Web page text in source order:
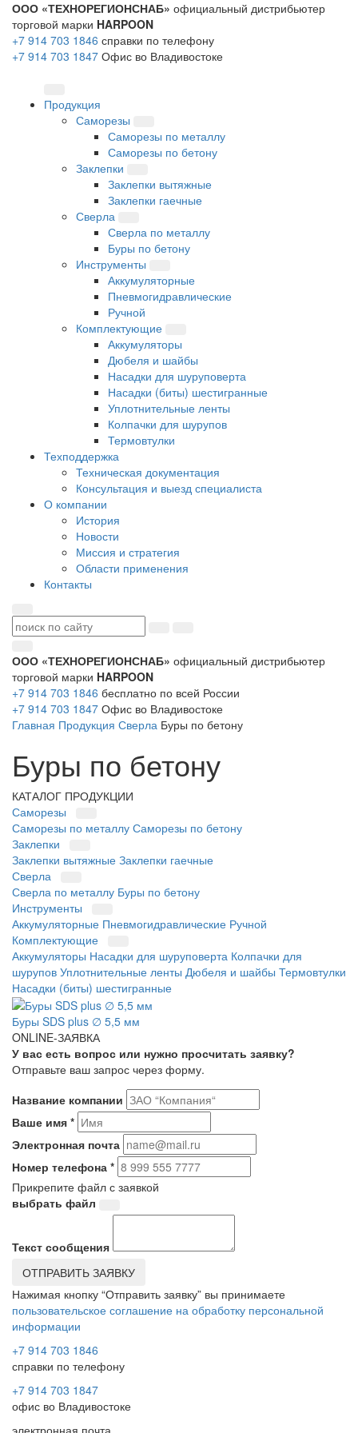
ООО «ТЕХНОРЕГИОНСНАБ» официальный дистрибьютер
торговой марки HARPOON
+7 914 703 1846 справки по телефону
+7 914 703 1847 Офис во Владивостоке
Продукция
Саморезы
Саморезы по металлу
Саморезы по бетону
Заклепки
Заклепки вытяжные
Заклепки гаечные
Сверла
Сверла по металлу
Буры по бетону
Инструменты
Аккумуляторные
Пневмогидравлические
Ручной
Комплектующие
Аккумуляторы
Дюбеля и шайбы
Насадки для шуруповерта
Насадки (биты) шестигранные
Уплотнительные ленты
Колпачки для шурупов
Термовтулки
Техподдержка
Техническая документация
Консультация и выезд специалиста
О компании
История
Новости
Миссия и стратегия
Области применения
Контакты
ООО «ТЕХНОРЕГИОНСНАБ» официальный дистрибьютер
торговой марки HARPOON
+7 914 703 1846 бесплатно по всей России
+7 914 703 1847 Офис во Владивостоке
Главная Продукция Сверла Буры по бетону
Буры по бетону
КАТАЛОГ ПРОДУКЦИИ
Саморезы
Саморезы по металлу Саморезы по бетону
Заклепки
Заклепки вытяжные Заклепки гаечные
Сверла
Сверла по металлу Буры по бетону
Инструменты
Аккумуляторные Пневмогидравлические Ручной
Комплектующие
Аккумуляторы Насадки для шуруповерта Колпачки для
шурупов Уплотнительные ленты Дюбеля и шайбы Термовтулки
Насадки (биты) шестигранные
Буры SDS plus ∅ 5,5 мм
ONLINE-ЗАЯВКА
У вас есть вопрос или нужно просчитать заявку?
Отправьте ваш запрос через форму.
Название компании
Ваше имя *
Электронная почта
Номер телефона *
Прикрепите файл с заявкой
выбрать файл
Текст сообщения
ОТПРАВИТЬ ЗАЯВКУ
Нажимая кнопку “Отправить заявку” вы принимаете
пользовательское соглашение на обработку персональной
информации
+7 914 703 1846
справки по телефону
+7 914 703 1847
офис во Владивостоке